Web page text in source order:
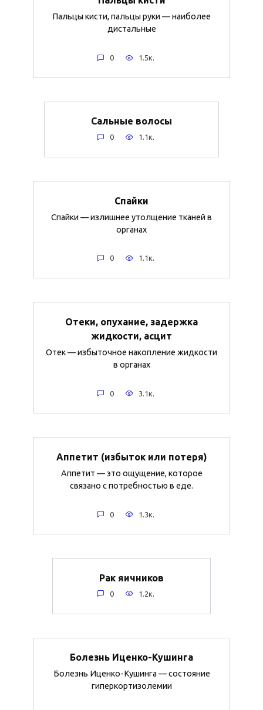
Пальцы кисти, пальцы руки — наиболее
дистальные
0 1.5к.
Сальные волосы
0 1.1к.
Спайки
Спайки — излишнее утолщение тканей в
органах
0 1.1к.
Отеки, опухание, задержка
жидкости, асцит
Отек — избыточное накопление жидкости
в органах
0 3.1к.
Аппетит (избыток или потеря)
Аппетит — это ощущение, которое
связано с потребностью в еде.
0 1.3к.
Рак яичников
0 1.2к.
Болезнь Иценко-Кушинга
Болезнь Иценко-Кушинга — состояние
гиперкортизолемии